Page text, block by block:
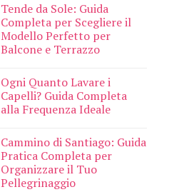
Tende da Sole: Guida
Completa per Scegliere il
Modello Perfetto per
Balcone e Terrazzo
Ogni Quanto Lavare i
Capelli? Guida Completa
alla Frequenza Ideale
Cammino di Santiago: Guida
Pratica Completa per
Organizzare il Tuo
Pellegrinaggio